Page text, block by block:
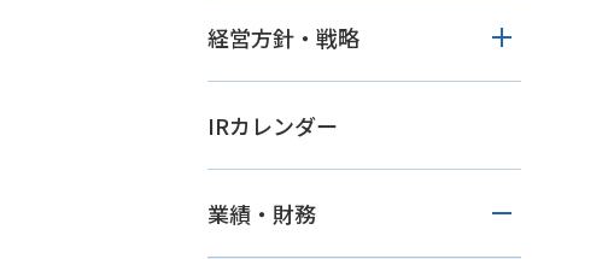
経営方針・戦略
IRカレンダー
業績・財務